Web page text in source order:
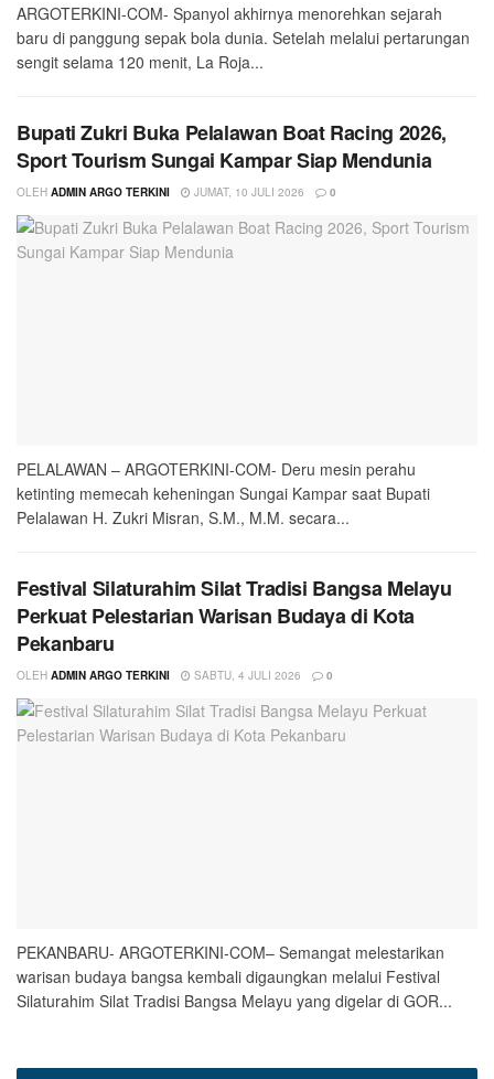
ARGOTERKINI-COM- Spanyol akhirnya menorehkan sejarah
baru di panggung sepak bola dunia. Setelah melalui pertarungan
sengit selama 120 menit, La Roja...
Bupati Zukri Buka Pelalawan Boat Racing 2026,
Sport Tourism Sungai Kampar Siap Mendunia
OLEH ADMIN ARGO TERKINI JUMAT, 10 JULI 2026 0
PELALAWAN – ARGOTERKINI-COM- Deru mesin perahu
ketinting memecah keheningan Sungai Kampar saat Bupati
Pelalawan H. Zukri Misran, S.M., M.M. secara...
Festival Silaturahim Silat Tradisi Bangsa Melayu
Perkuat Pelestarian Warisan Budaya di Kota
Pekanbaru
OLEH ADMIN ARGO TERKINI SABTU, 4 JULI 2026 0
PEKANBARU- ARGOTERKINI-COM– Semangat melestarikan
warisan budaya bangsa kembali digaungkan melalui Festival
Silaturahim Silat Tradisi Bangsa Melayu yang digelar di GOR...